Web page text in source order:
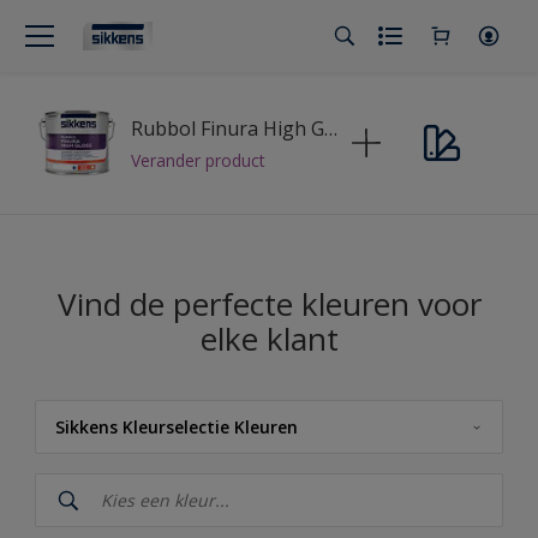
Rubbol Finura High Gloss
Verander product
Vind de perfecte kleuren voor
elke klant
Sikkens Kleurselectie Kleuren
Sikkens